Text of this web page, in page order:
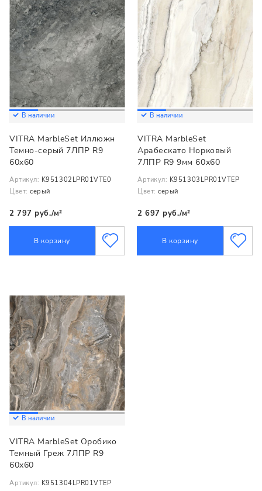
В наличии
VITRA MarbleSet Иллюжн
Темно-серый 7ЛПР R9
60x60
Артикул: K951302LPR01VTE0
Цвет: серый
2 797 руб./м²
В корзину
В наличии
VITRA MarbleSet
Арабескато Норковый
7ЛПР R9 9мм 60x60
Артикул: K951303LPR01VTEP
Цвет: серый
2 697 руб./м²
В корзину
В наличии
VITRA MarbleSet Оробико
Темный Греж 7ЛПР R9
60x60
Артикул: K951304LPR01VTEP